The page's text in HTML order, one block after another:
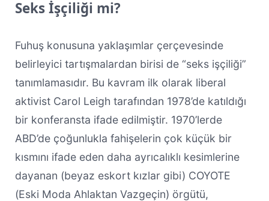
Seks İşçiliği mi?
Fuhuş konusuna yaklaşımlar çerçevesinde
belirleyici tartışmalardan birisi de “seks işçiliği”
tanımlamasıdır. Bu kavram ilk olarak liberal
aktivist Carol Leigh tarafından 1978’de katıldığı
bir konferansta ifade edilmiştir. 1970’lerde
ABD’de çoğunlukla fahişelerin çok küçük bir
kısmını ifade eden daha ayrıcalıklı kesimlerine
dayanan (beyaz eskort kızlar gibi) COYOTE
(Eski Moda Ahlaktan Vazgeçin) örgütü,